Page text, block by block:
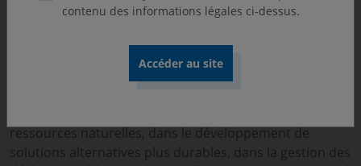
investissements sur le marché Actions en sélectionnant
ressources naturelles, dans le développement de
solutions alternatives plus durables, dans la gestion des
contenu des informations légales ci-dessus.